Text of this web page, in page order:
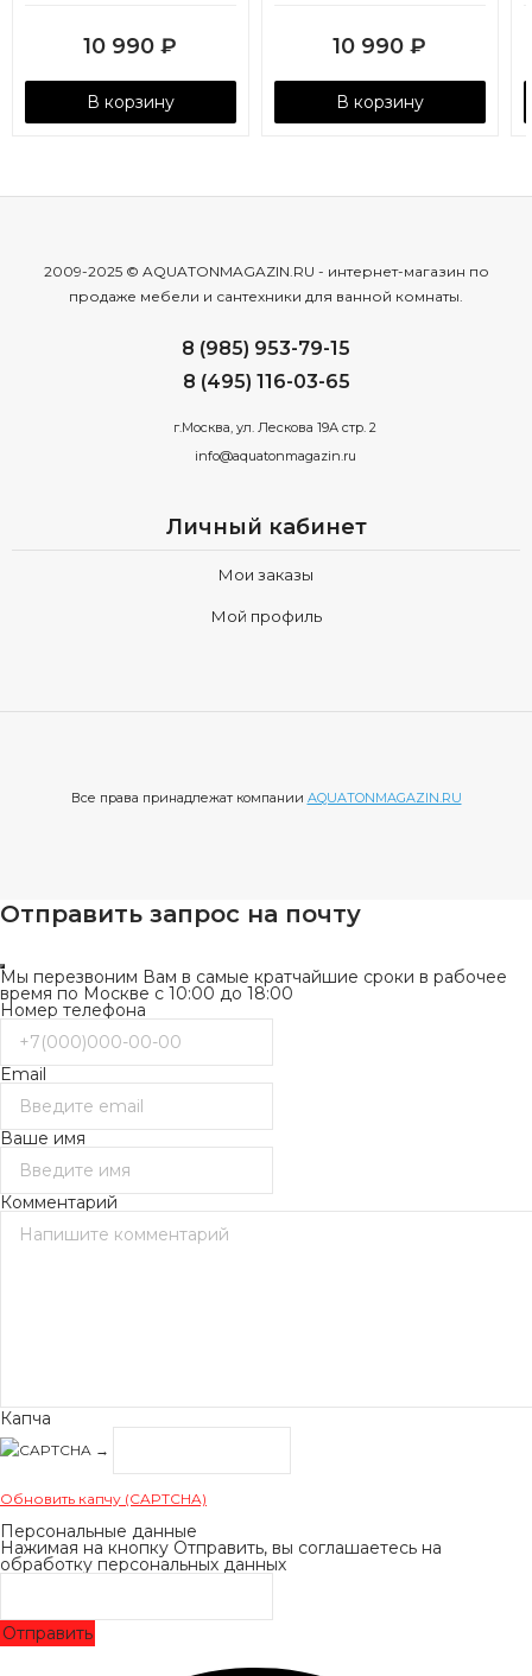
10 990 ₽
В корзину
10 990 ₽
В корзину
2009-2025 © AQUATONMAGAZIN.RU - интернет-магазин по
продаже мебели и сантехники для ванной комнаты.
8 (985) 953-79-15
8 (495) 116-03-65
г.Москва, ул. Лескова 19А стр. 2
info@aquatonmagazin.ru
Личный кабинет
Мои заказы
Мой профиль
Все права принадлежат компании AQUATONMAGAZIN.RU
Отправить запрос на почту
Мы перезвоним Вам в самые кратчайшие сроки в рабочее
время по Москве с 10:00 до 18:00
Номер телефона
Email
Ваше имя
Комментарий
Капча
→
Обновить капчу (CAPTCHA)
Персональные данные
Нажимая на кнопку Отправить, вы соглашаетесь на
обработку персональных данных
Отправить